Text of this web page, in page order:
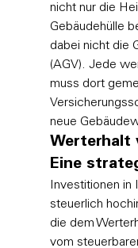
nicht nur die
Gebäudehülle
dabei nicht die
(AGV). Jede
muss dort
neue
Werterhalt
Eine
Investitionen in
steuerlich
die dem
vom